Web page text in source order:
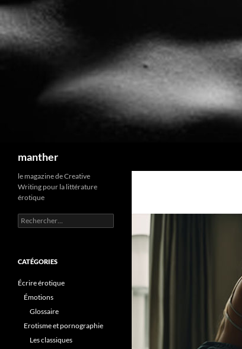
manther
le magazine de Creative
Writing pour la littérature
érotique
Rechercher :
CATÉGORIES
Écrire érotique
Émotions
Glossaire
Erotisme et pornographie
Les classiques